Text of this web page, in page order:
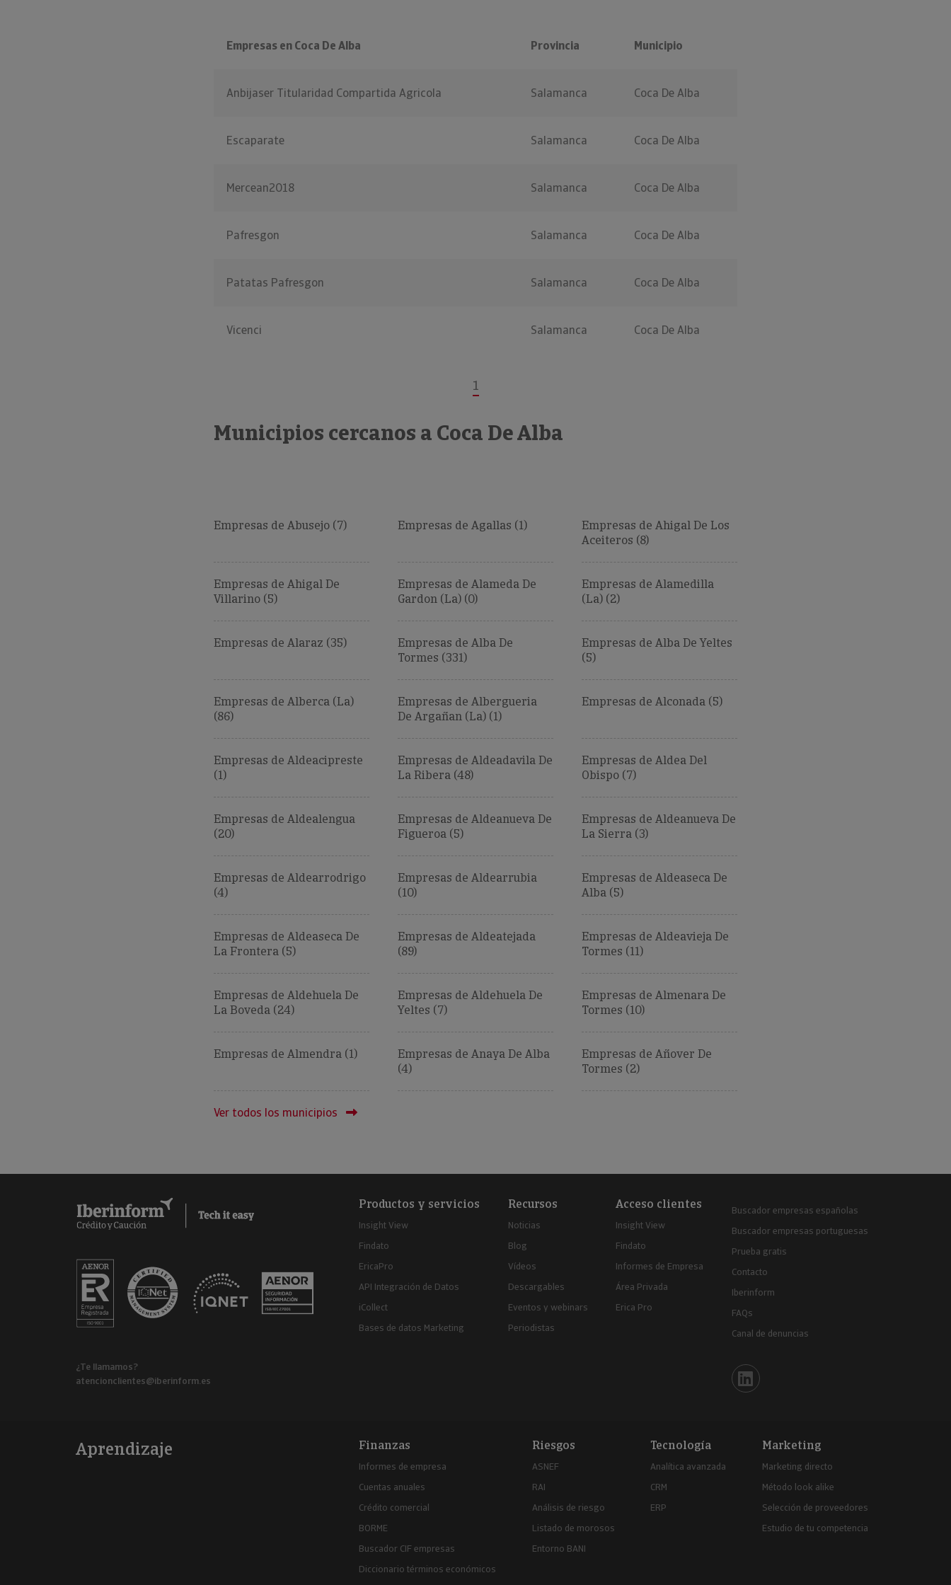
Empresas en Coca De Alba Provincia Municipio
Anbijaser Titularidad Compartida Agricola Salamanca Coca De Alba
Escaparate Salamanca Coca De Alba
Mercean2018 Salamanca Coca De Alba
Pafresgon Salamanca Coca De Alba
Patatas Pafresgon Salamanca Coca De Alba
Vicenci Salamanca Coca De Alba
1
Municipios cercanos a Coca De Alba
Empresas de Abusejo (7) Empresas de Agallas (1)
Empresas de Ahigal De Los
Aceiteros (8)
Empresas de Ahigal De
Villarino (5)
Empresas de Alameda De
Gardon (La) (0)
Empresas de Alamedilla
(La) (2)
Empresas de Alaraz (35)
Empresas de Alba De
Tormes (331)
Empresas de Alba De Yeltes
(5)
Empresas de Alberca (La)
(86)
Empresas de Albergueria
De Argañan (La) (1)
Empresas de Alconada (5)
Empresas de Aldeacipreste
(1)
Empresas de Aldeadavila De
La Ribera (48)
Empresas de Aldea Del
Obispo (7)
Empresas de Aldealengua
(20)
Empresas de Aldeanueva De
Figueroa (5)
Empresas de Aldeanueva De
La Sierra (3)
Empresas de Aldearrodrigo
(4)
Empresas de Aldearrubia
(10)
Empresas de Aldeaseca De
Alba (5)
Empresas de Aldeaseca De
La Frontera (5)
Empresas de Aldeatejada
(89)
Empresas de Aldeavieja De
Tormes (11)
Empresas de Aldehuela De
La Boveda (24)
Empresas de Aldehuela De
Yeltes (7)
Empresas de Almenara De
Tormes (10)
Empresas de Almendra (1)
Empresas de Anaya De Alba
(4)
Empresas de Añover De
Tormes (2)
Ver todos los municipios
¿Te llamamos?
atencionclientes@iberinform.es
Productos y servicios
Insight View
Findato
EricaPro
API Integración de Datos
iCollect
Bases de datos Marketing
Recursos
Noticias
Blog
Vídeos
Descargables
Eventos y webinars
Periodistas
Acceso clientes
Insight View
Findato
Informes de Empresa
Área Privada
Erica Pro
Buscador empresas españolas
Buscador empresas portuguesas
Prueba gratis
Contacto
Iberinform
FAQs
Canal de denuncias
Iberinform en Linkedin
Aprendizaje Finanzas
Informes de empresa
Cuentas anuales
Crédito comercial
BORME
Buscador CIF empresas
Diccionario términos económicos
Riesgos
ASNEF
RAI
Análisis de riesgo
Listado de morosos
Entorno BANI
Tecnología
Analítica avanzada
CRM
ERP
Marketing
Marketing directo
Método look alike
Selección de proveedores
Estudio de tu competencia